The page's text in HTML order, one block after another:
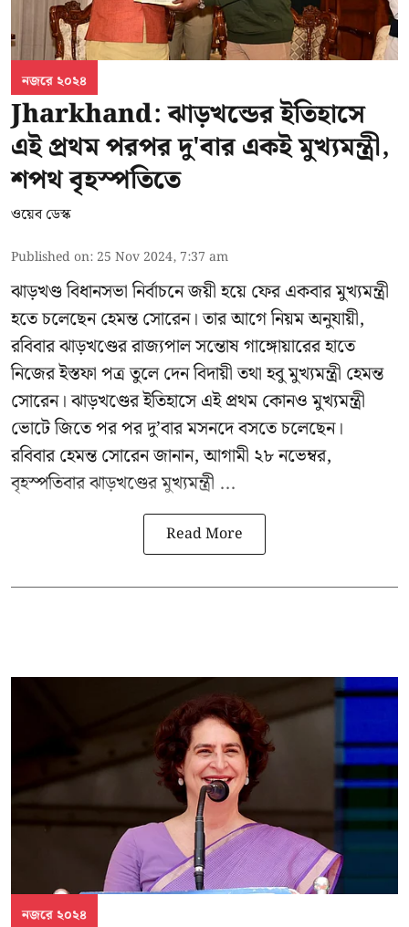
নজরে ২০২৪
Jharkhand: ঝাড়খন্ডের ইতিহাসে
এই প্রথম পরপর দু'বার একই মুখ্যমন্ত্রী,
শপথ বৃহস্পতিতে
ওয়েব ডেস্ক
Published on: 25 Nov 2024, 7:37 am
ঝাড়খণ্ড বিধানসভা নির্বাচনে জয়ী হয়ে ফের একবার মুখ্যমন্ত্রী
হতে চলেছেন হেমন্ত সোরেন। তার আগে নিয়ম অনুযায়ী,
রবিবার ঝাড়খণ্ডের রাজ্যপাল সন্তোষ গাঙ্গোয়ারের হাতে
নিজের ইস্তফা পত্র তুলে দেন বিদায়ী তথা হবু মুখ্যমন্ত্রী হেমন্ত
সোরেন। ঝাড়খণ্ডের ইতিহাসে এই প্রথম কোনও মুখ্যমন্ত্রী
ভোটে জিতে পর পর দু’বার মসনদে বসতে চলেছেন।
রবিবার হেমন্ত সোরেন জানান, আগামী ২৮ নভেম্বর,
বৃহস্পতিবার ঝাড়খণ্ডের মুখ্যমন্ত্রী ...
Read More
নজরে ২০২৪